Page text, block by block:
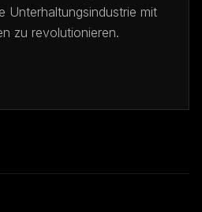
Unterhaltungsindustrie mit
zu revolutionieren.